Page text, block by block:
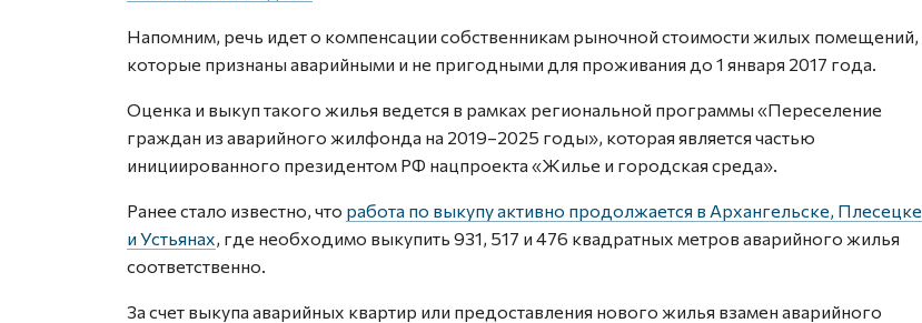
Напомним, речь идет о компенсации собственникам рыночной стоимости жилых помещений,
которые признаны аварийными и не пригодными для проживания до 1 января 2017 года.
Оценка и выкуп такого жилья ведется в рамках региональной программы «Переселение
граждан из аварийного жилфонда на 2019–2025 годы», которая является частью
инициированного президентом РФ нацпроекта «Жилье и городская среда».
Ранее стало известно, что работа по выкупу активно продолжается в Архангельске, Плесецке
и Устьянах, где необходимо выкупить 931, 517 и 476 квадратных метров аварийного жилья
соответственно.
За счет выкупа аварийных квартир или предоставления нового жилья взамен аварийного